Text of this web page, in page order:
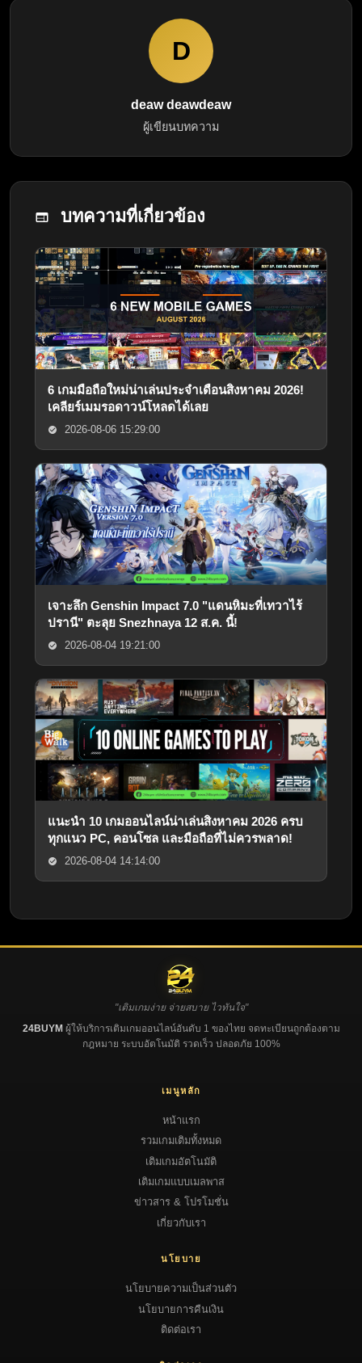
D
deaw deawdeaw
ผู้เขียนบทความ
บทความที่เกี่ยวข้อง
6 เกมมือถือใหม่น่าเล่นประจำเดือนสิงหาคม 2026!
เคลียร์เมมรอดาวน์โหลดได้เลย
2026-08-06 15:29:00
เจาะลึก Genshin Impact 7.0 "แดนหิมะที่เทวาไร้
ปรานี" ตะลุย Snezhnaya 12 ส.ค. นี้!
2026-08-04 19:21:00
แนะนำ 10 เกมออนไลน์น่าเล่นสิงหาคม 2026 ครบ
ทุกแนว PC, คอนโซล และมือถือที่ไม่ควรพลาด!
2026-08-04 14:14:00
"เติมเกมง่าย จ่ายสบาย ไวทันใจ"
24BUYMผู้ให้บริการเติมเกมออนไลน์อันดับ 1 ของไทย จดทะเบียนถูกต้องตาม
กฎหมาย ระบบอัตโนมัติ รวดเร็ว ปลอดภัย 100%
เมนูหลัก
หน้าแรก
รวมเกมเติมทั้งหมด
เติมเกมอัตโนมัติ
เติมเกมแบบเมลพาส
ข่าวสาร & โปรโมชั่น
เกี่ยวกับเรา
นโยบาย
นโยบายความเป็นส่วนตัว
นโยบายการคืนเงิน
ติดต่อเรา